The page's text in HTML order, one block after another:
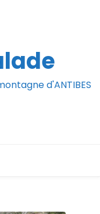
d'ANTIBES